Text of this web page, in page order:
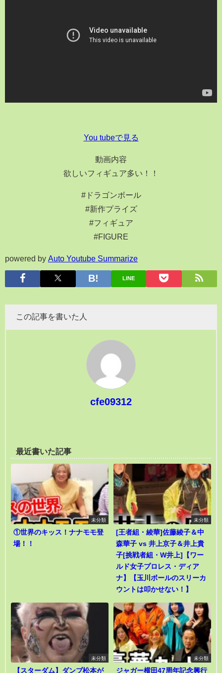
You tubeで見る
動画内容
欲しいフィギュア多い！！
#ドラゴンボール
#新作プライズ
#フィギュア
#FIGURE
powered by Auto Youtube Summarize
LINE
この記事を書いた人
cfe09312
最近書いた記事
未分類
①世界のキッス！ナナモモ登
場！！
未分類
[王者組・綾華]佐藤綾子＆中
森華子 vs 井上京子＆井上貴
子[挑戦者組・W井上]【ワー
ルド女子プロレス・ディア
ナ】【玉川ボールのスリーカ
ウントは叩かせない！】
未分類
【スターダム】ダンプ松本が
未分類
ジャガー横田47周年記念興行